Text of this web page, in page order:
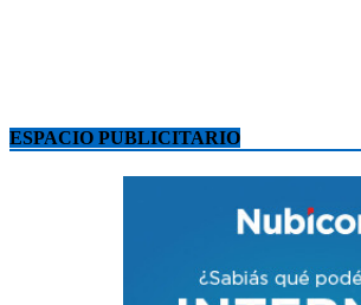
ESPACIO PUBLICITARIO